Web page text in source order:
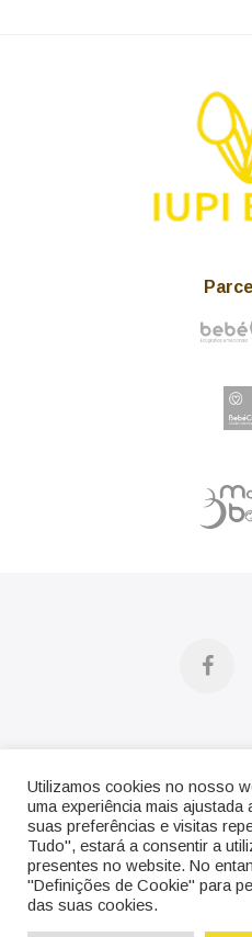
Telefone:
(Custo chamada
Condições Gerais|
Perguntas Frequentes
Utilizamos cookies no nosso
uma experiência mais ajustada
suas preferências e visitas
Tudo", estará a consentir a
presentes no website. No
"Definições de Cookie" para
das suas cookies.